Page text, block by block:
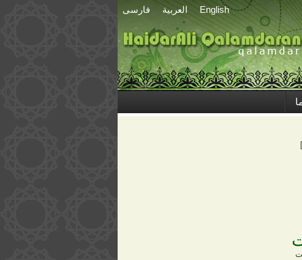
English العربية فارسی